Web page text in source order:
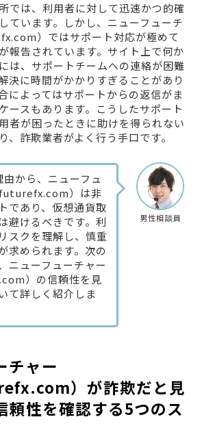
では、利用者に対して迅速かつ的確
ています。しかし、ニューフューチ
）ではサポート対応が極めて
報告されています。サイト上で何か
は、サポートチームへの連絡が困難
決に時間がかかりすぎることがあり
によってはサポートからの返信がま
ースもあります。こうしたサポート
者が困ったときに助けを得られない
、詐欺業者がよく行う手口です。
男性相談員
から、ニューフュ
）は非
であり、仮想通貨取
避けるべきです。利
スクを理解し、慎重
求められます。次の
ニューフューチャー
）の信頼性を見
て詳しく紹介しま
チャー
）が詐欺だと見
頼性を確認する5つのス